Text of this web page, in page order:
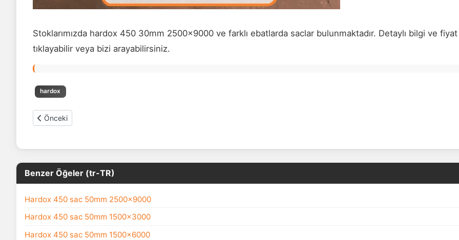
Stoklarımızda hardox 450 30mm 2500x9000 ve farklı ebatlarda saclar bulunmaktadır. Detaylı bilgi ve
tıklayabilir veya bizi arayabilirsiniz.
hardox
Önceki makale: Hardox 450 sac 30mm 2500x12000
Önceki
Benzer Öğeler (tr-TR)
Hardox 450 sac 50mm 2500x9000
Hardox 450 sac 50mm 1500x3000
Hardox 450 sac 50mm 1500x6000